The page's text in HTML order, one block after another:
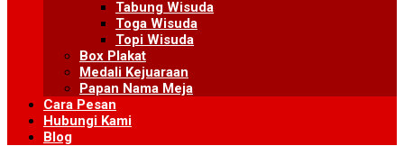
Tabung Wisuda
Toga Wisuda
Topi Wisuda
Box Plakat
Medali Kejuaraan
Papan Nama Meja
Cara Pesan
Hubungi Kami
Blog